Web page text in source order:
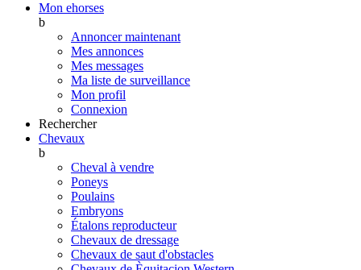
Mon ehorses
b
Annoncer maintenant
Mes annonces
Mes messages
Ma liste de surveillance
Mon profil
Connexion
Rechercher
Chevaux
b
Cheval à vendre
Poneys
Poulains
Embryons
Étalons reproducteur
Chevaux de dressage
Chevaux de saut d'obstacles